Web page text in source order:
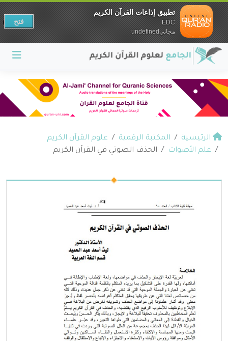
الرئيسية المكتبة الرقمية
علوم القرآن الكريم
علم الأصوات
الحذف الصوتي في القرآن الكريم
تطبيق إذاعات القرآن الكريم
EDC
مجانيundefined
فتح